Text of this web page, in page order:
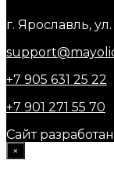
г. Ярославль,
+7 905 631 25 22
+7 901 271 55 70
Сайт
×